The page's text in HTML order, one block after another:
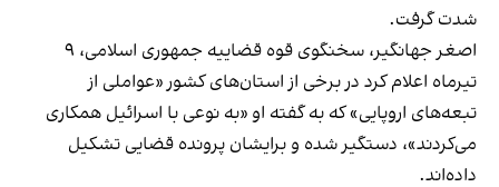
شدت گرفت.
اصغر جهانگیر، سخنگوی قوه قضاییه جمهوری اسلامی، ۹
تیرماه اعلام کرد در برخی از استان‌های کشور «عواملی از
تبعه‌های اروپایی» که به گفته او «به نوعی با اسرائیل همکاری
می‌کردند»، دستگیر شده و برایشان پرونده قضایی تشکیل
داده‌اند.